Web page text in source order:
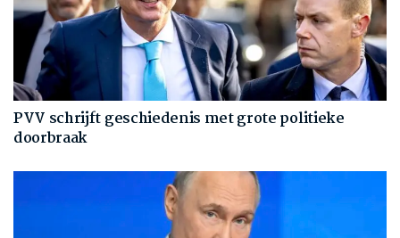
PVV schrijft geschiedenis met grote politieke
doorbraak